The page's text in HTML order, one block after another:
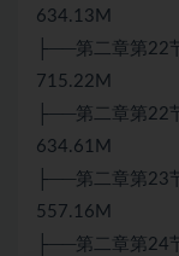
634.13M
├──第二章第22
715.22M
├──第二章第22
634.61M
├──第二章第23
557.16M
├──第二章第24